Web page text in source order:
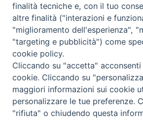
Copyright © 2019 - Tutti i
Trentina Editrice
Privacy Policy
finalità tecniche e, con il tuo
altre finalità ("interazioni e
"miglioramento dell'esperienza",
"targeting e pubblicità") come
cookie policy.
Cliccando su "accetta"
cookie. Cliccando su
maggiori informazioni sui cookie
personalizzare le tue preferenze.
"rifiuta" o chiudendo questa